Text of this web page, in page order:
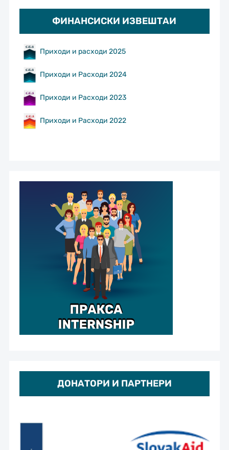
ФИНАНСИСКИ ИЗВЕШТАИ
Приходи и расходи 2025
Приходи и Расходи 2024
Приходи и Расходи 2023
Приходи и Расходи 2022
ДОНАТОРИ И ПАРТНЕРИ